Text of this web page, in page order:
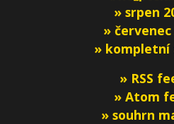
» srpen
» červenec
» kompletní
» RSS
» Atom
» souhrn